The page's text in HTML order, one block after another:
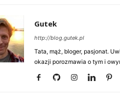
Gutek
http://blog.gutek.pl
Tata, mąż, bloger, pasjonat.
okazji porozmawia o tym i